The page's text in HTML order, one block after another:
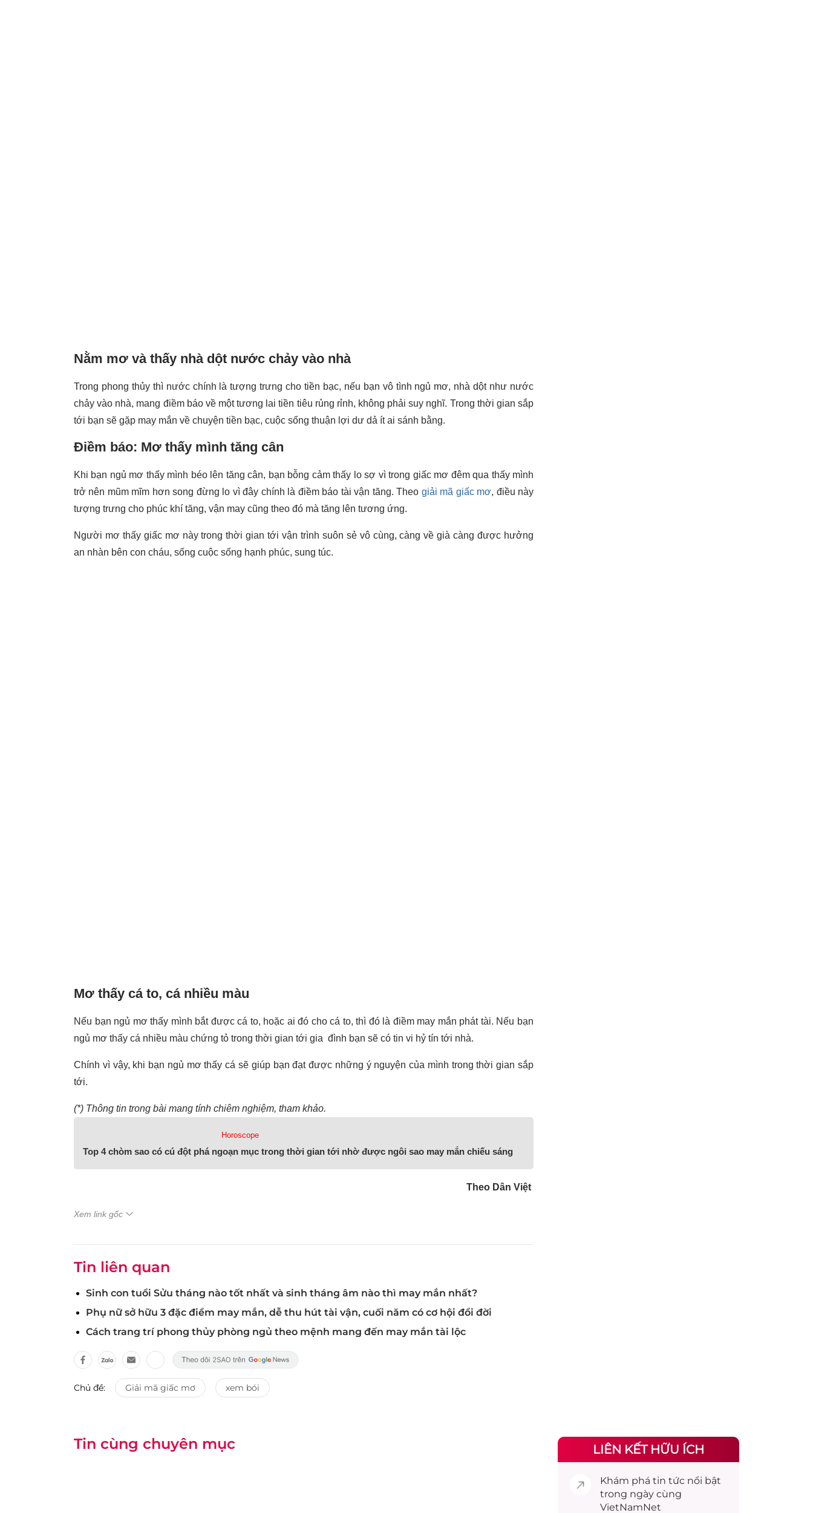
Nằm mơ và thấy nhà dột nước chảy vào nhà
Trong phong thủy thì nước chính là tượng trưng cho tiền bạc, nếu bạn vô tình ngủ mơ, nhà dột như nước
chảy vào nhà, mang điềm báo về một tương lai tiền tiêu rủng rỉnh, không phải suy nghĩ. Trong thời gian sắp
tới bạn sẽ gặp may mắn về chuyện tiền bạc, cuộc sống thuận lợi dư dả ít ai sánh bằng.
Điềm báo: Mơ thấy mình tăng cân
Khi bạn ngủ mơ thấy mình béo lên tăng cân, bạn bỗng cảm thấy lo sợ vì trong giấc mơ đêm qua thấy mình
trở nên mũm mĩm hơn song đừng lo vì đây chính là điềm báo tài vận tăng. Theo giải mã giấc mơ, điều này
tượng trưng cho phúc khí tăng, vận may cũng theo đó mà tăng lên tương ứng.
Người mơ thấy giấc mơ này trong thời gian tới vận trình suôn sẻ vô cùng, càng về già càng được hưởng
an nhàn bên con cháu, sống cuộc sống hạnh phúc, sung túc.
Mơ thấy cá to, cá nhiều màu
Nếu bạn ngủ mơ thấy mình bắt được cá to, hoặc ai đó cho cá to, thì đó là điềm may mắn phát tài. Nếu bạn
ngủ mơ thấy cá nhiều màu chứng tỏ trong thời gian tới gia đình bạn sẽ có tin vi hỷ tín tới nhà.
Chính vì vậy, khi bạn ngủ mơ thấy cá sẽ giúp bạn đạt được những ý nguyện của mình trong thời gian sắp
tới.
(*) Thông tin trong bài mang tính chiêm nghiệm, tham khảo.
Horoscope
Top 4 chòm sao có cú đột phá ngoạn mục trong thời gian tới nhờ được ngôi sao may mắn chiếu sáng
Theo Dân Việt
Xem link gốc
Tin liên quan
Sinh con tuổi Sửu tháng nào tốt nhất và sinh tháng âm nào thì may mắn nhất?
Phụ nữ sở hữu 3 đặc điểm may mắn, dễ thu hút tài vận, cuối năm có cơ hội đổi đời
Cách trang trí phong thủy phòng ngủ theo mệnh mang đến may mắn tài lộc
Chủ đề: Giải mã giấc mơ xem bói
Tin cùng chuyên mục LIÊN KẾT HỮU ÍCH
Khám phá tin tức nổi bật
trong ngày cùng
VietNamNet